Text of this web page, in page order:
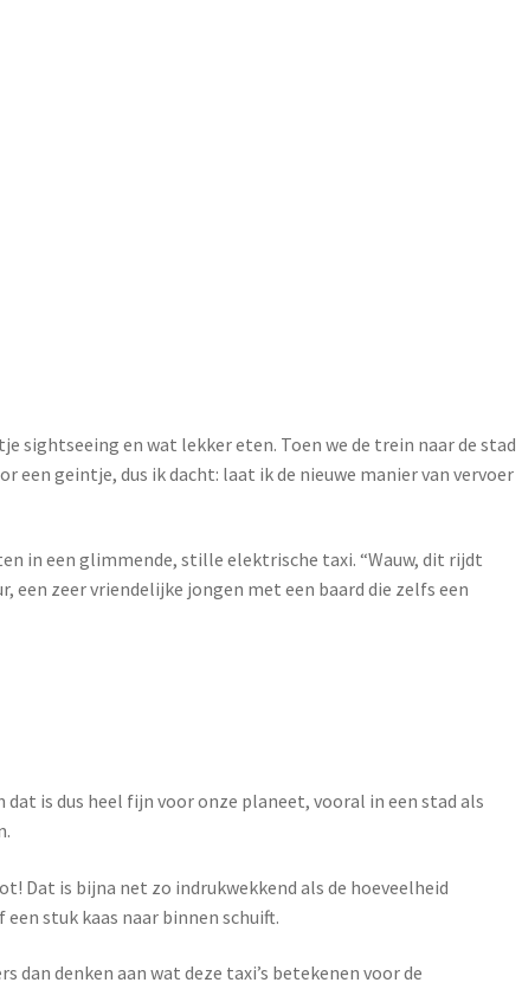
sightseeing en wat lekker eten. Toen we de trein naar de stad
een geintje, dus ik dacht: laat ik de nieuwe manier van vervoer
in een glimmende, stille elektrische taxi. “Wauw, dit rijdt
een zeer vriendelijke jongen met een baard die zelfs een
is dus heel fijn voor onze planeet, vooral in een stad als
Dat is bijna net zo indrukwekkend als de hoeveelheid
stuk kaas naar binnen schuift.
denken aan wat deze taxi’s betekenen voor de